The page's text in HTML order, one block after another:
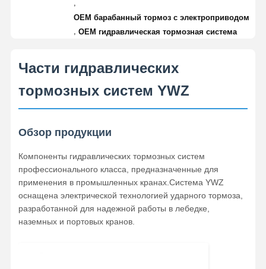
OEM барабанный тормоз с электроприводом
,OEM гидравлическая тормозная система
Части гидравлических
тормозных систем YWZ
Обзор продукции
Компоненты гидравлических тормозных систем
профессионального класса, предназначенные для
применения в промышленных кранах.Система YWZ
оснащена электрической технологией ударного тормоза,
разработанной для надежной работы в лебедке,
наземных и портовых кранов.